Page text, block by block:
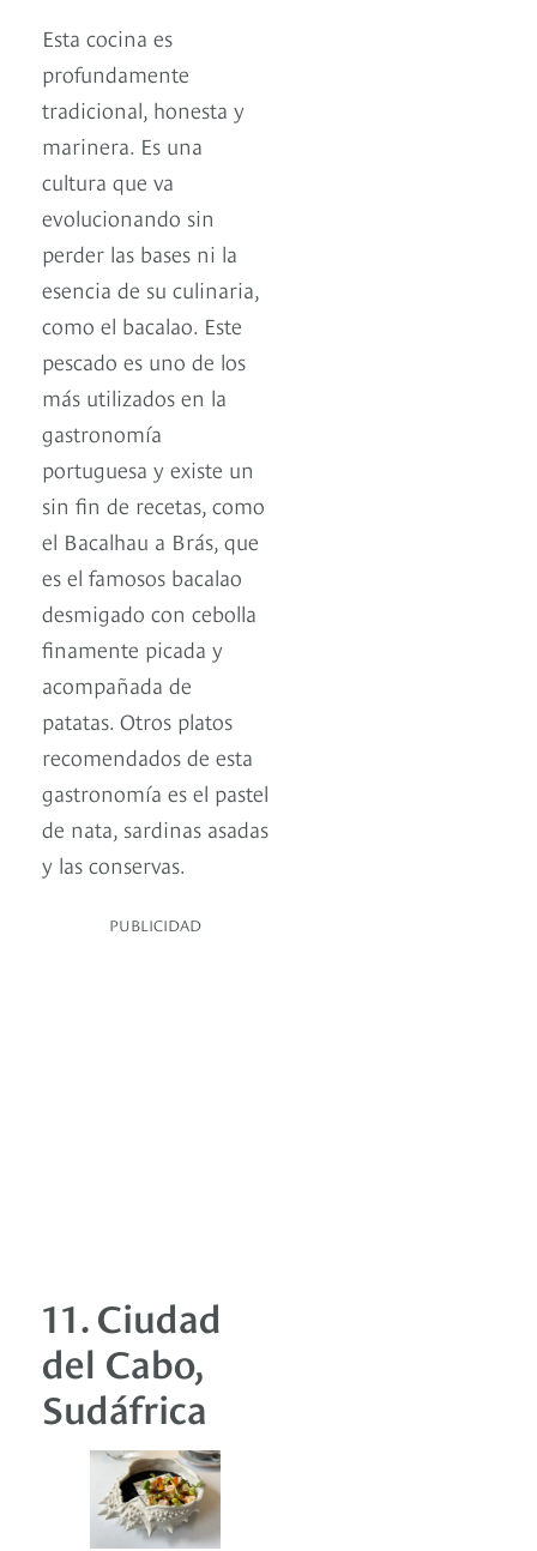
Esta cocina es
profundamente
tradicional, honesta y
marinera. Es una
cultura que va
evolucionando sin
perder las bases ni la
esencia de su culinaria,
como el bacalao. Este
pescado es uno de los
más utilizados en la
gastronomía
portuguesa y existe un
sin fin de recetas, como
el Bacalhau a Brás, que
es el famosos bacalao
desmigado con cebolla
finamente picada y
acompañada de
patatas. Otros platos
recomendados de esta
gastronomía es el pastel
de nata, sardinas asadas
y las conservas.
PUBLICIDAD
11. Ciudad
del Cabo,
Sudáfrica